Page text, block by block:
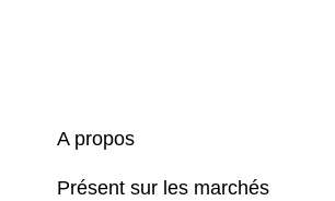
A propos
Présent sur les marchés